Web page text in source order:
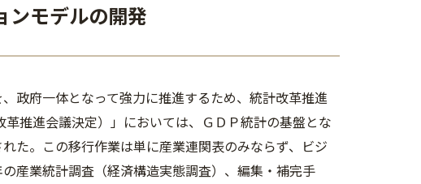
ンモデルの開発
政府一体となって強力に推進するため、統計改革推進
推進会議決定）」においては、ＧＤＰ統計の基盤とな
た。この移行作業は単に産業連関表のみならず、ビジ
産業統計調査（経済構造実態調査）、編集・補完手